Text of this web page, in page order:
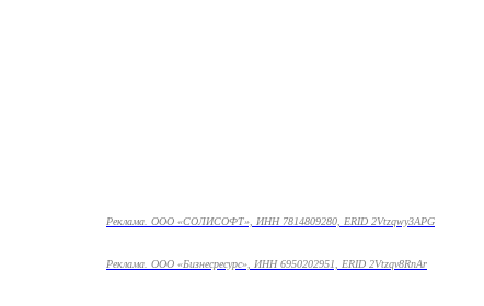
Реклама. ООО «СОЛИСОФТ», ИНН 7814809280, ERID 2Vtzqwy3APG
Реклама. ООО «Бизнесресурс», ИНН 6950202951, ERID 2Vtzqv8RnAr